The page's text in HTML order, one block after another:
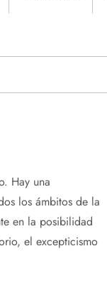
Hay una
los ámbitos de la
en la posibilidad
el excepticismo